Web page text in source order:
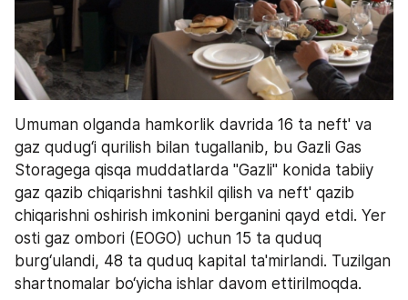
Umuman olganda hamkorlik davrida 16 ta neft' va
gaz qudug‘i qurilish bilan tugallanib, bu Gazli Gas
Storagega qisqa muddatlarda "Gazli" konida tabiiy
gaz qazib chiqarishni tashkil qilish va neft' qazib
chiqarishni oshirish imkonini berganini qayd etdi. Yer
osti gaz ombori (EOGO) uchun 15 ta quduq
burg‘ulandi, 48 ta quduq kapital ta'mirlandi. Tuzilgan
shartnomalar bo‘yicha ishlar davom ettirilmoqda.